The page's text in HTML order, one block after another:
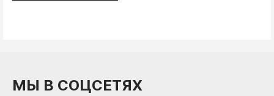
МЫ В СОЦСЕТЯХ